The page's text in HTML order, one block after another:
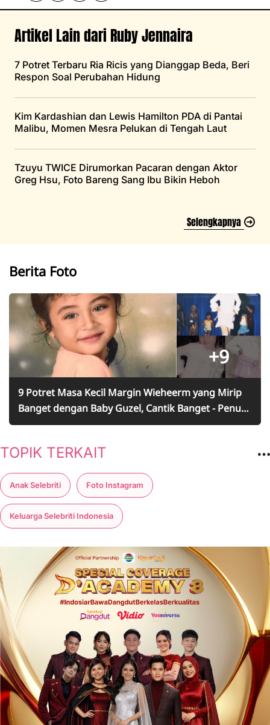
Artikel Lain dari Ruby Jennaira
7 Potret Terbaru Ria Ricis yang Dianggap Beda, Beri
Respon Soal Perubahan Hidung
Kim Kardashian dan Lewis Hamilton PDA di Pantai
Malibu, Momen Mesra Pelukan di Tengah Laut
Tzuyu TWICE Dirumorkan Pacaran dengan Aktor
Greg Hsu, Foto Bareng Sang Ibu Bikin Heboh
Selengkapnya
Berita Foto
+9
9 Potret Masa Kecil Margin Wieheerm yang Mirip
Banget dengan Baby Guzel, Cantik Banget - Penuh
Kenangan Terbaik yang Bikin Terharu
TOPIK TERKAIT
Anak Selebriti Foto Instagram
Keluarga Selebriti Indonesia